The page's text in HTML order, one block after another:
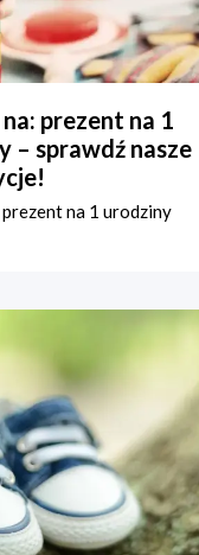
na: prezent na 1
– sprawdź nasze
prezent na 1 urodziny